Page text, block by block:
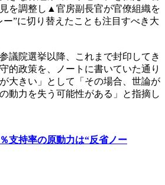
を調整し▲官房副長官が官僚組織を
ー”に切り替えたことも注目すべき大
議院選挙以降、これまで封印してき
的政策を、ノートに書いていた通り
大きい」として「その場合、世論が
動力を失う可能性がある」と指摘し
支持率の原動力は“反省ノー